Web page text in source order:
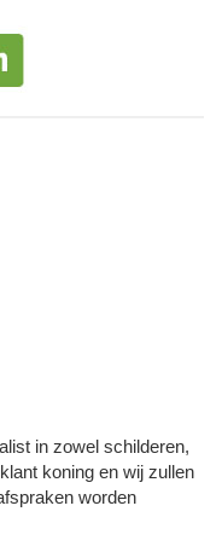
in zowel schilderen,
koning en wij zullen
worden